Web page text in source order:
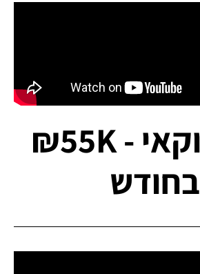
תום בוקאי - ₪55K
בחודש